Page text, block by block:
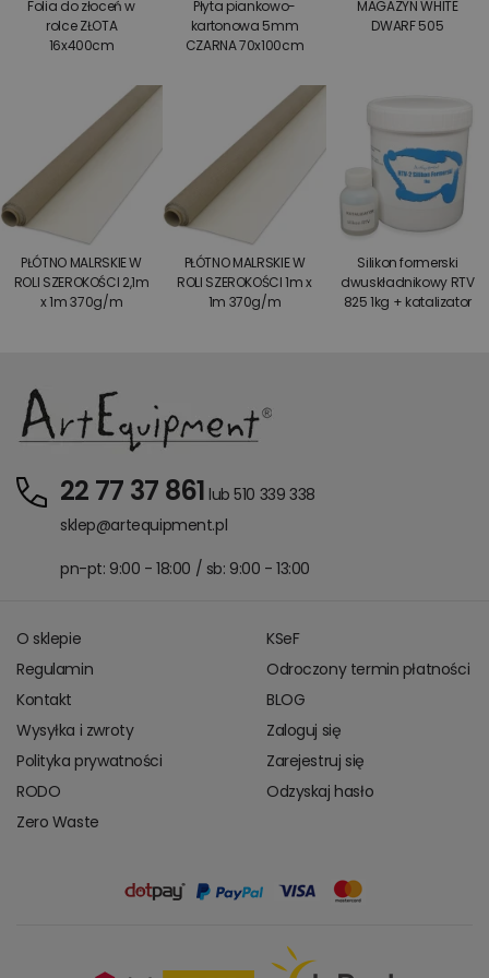
Folia do złoceń w
rolce ZŁOTA
16x400cm
Płyta piankowo-
kartonowa 5mm
CZARNA 70x100cm
MAGAZYN WHITE
DWARF 505
PŁÓTNO MALRSKIE W
ROLI SZEROKOŚCI 2,1m
x 1m 370g/m
PŁÓTNO MALRSKIE W
ROLI SZEROKOŚCI 1m x
1m 370g/m
Silikon formerski
dwuskładnikowy RTV
825 1kg + katalizator
22 77 37 861 lub 510 339 338
sklep@artequipment.pl
pn-pt: 9:00 - 18:00 / sb: 9:00 - 13:00
O sklepie
Regulamin
Kontakt
Wysyłka i zwroty
Polityka prywatności
RODO
Zero Waste
KSeF
Odroczony termin płatności
BLOG
Zaloguj się
Zarejestruj się
Odzyskaj hasło